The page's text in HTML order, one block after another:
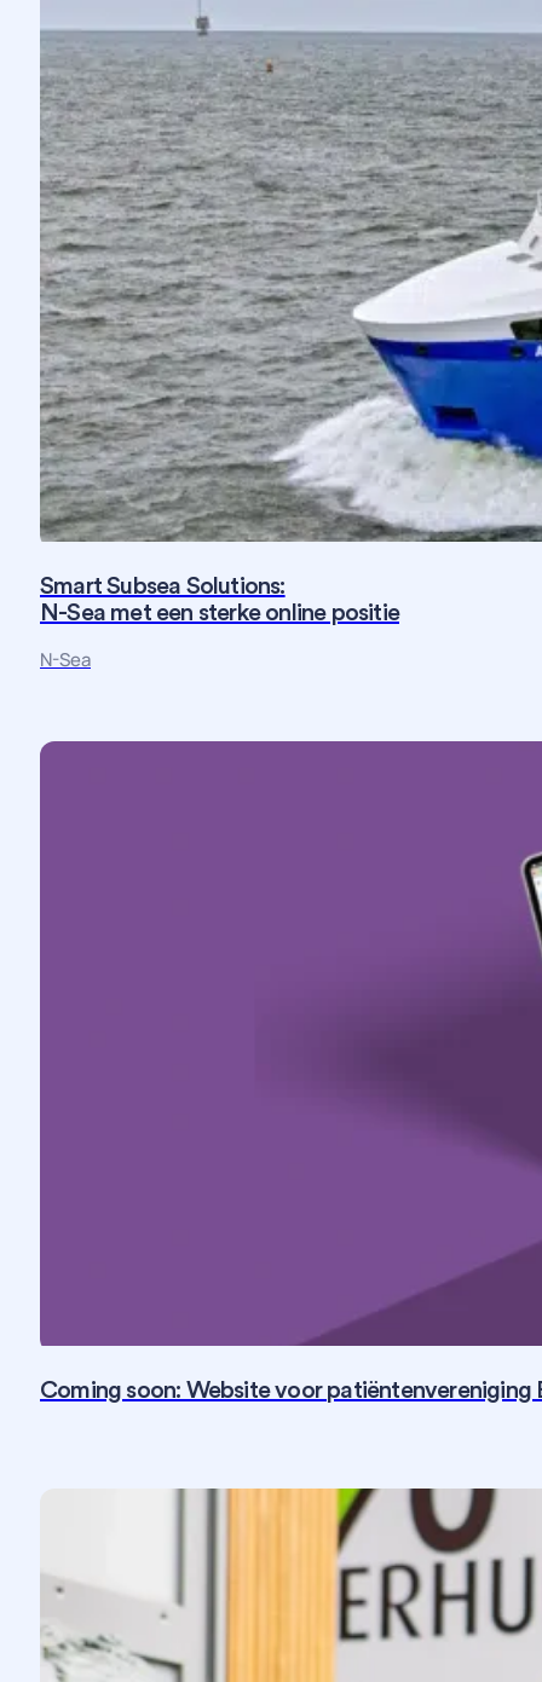
Smart Subsea Solutions:
N-Sea met een sterke online positie
N-SeaFotografie
Coming soon: Website voor patiëntenvereniging
Fotografie SEO Social Media Strategie